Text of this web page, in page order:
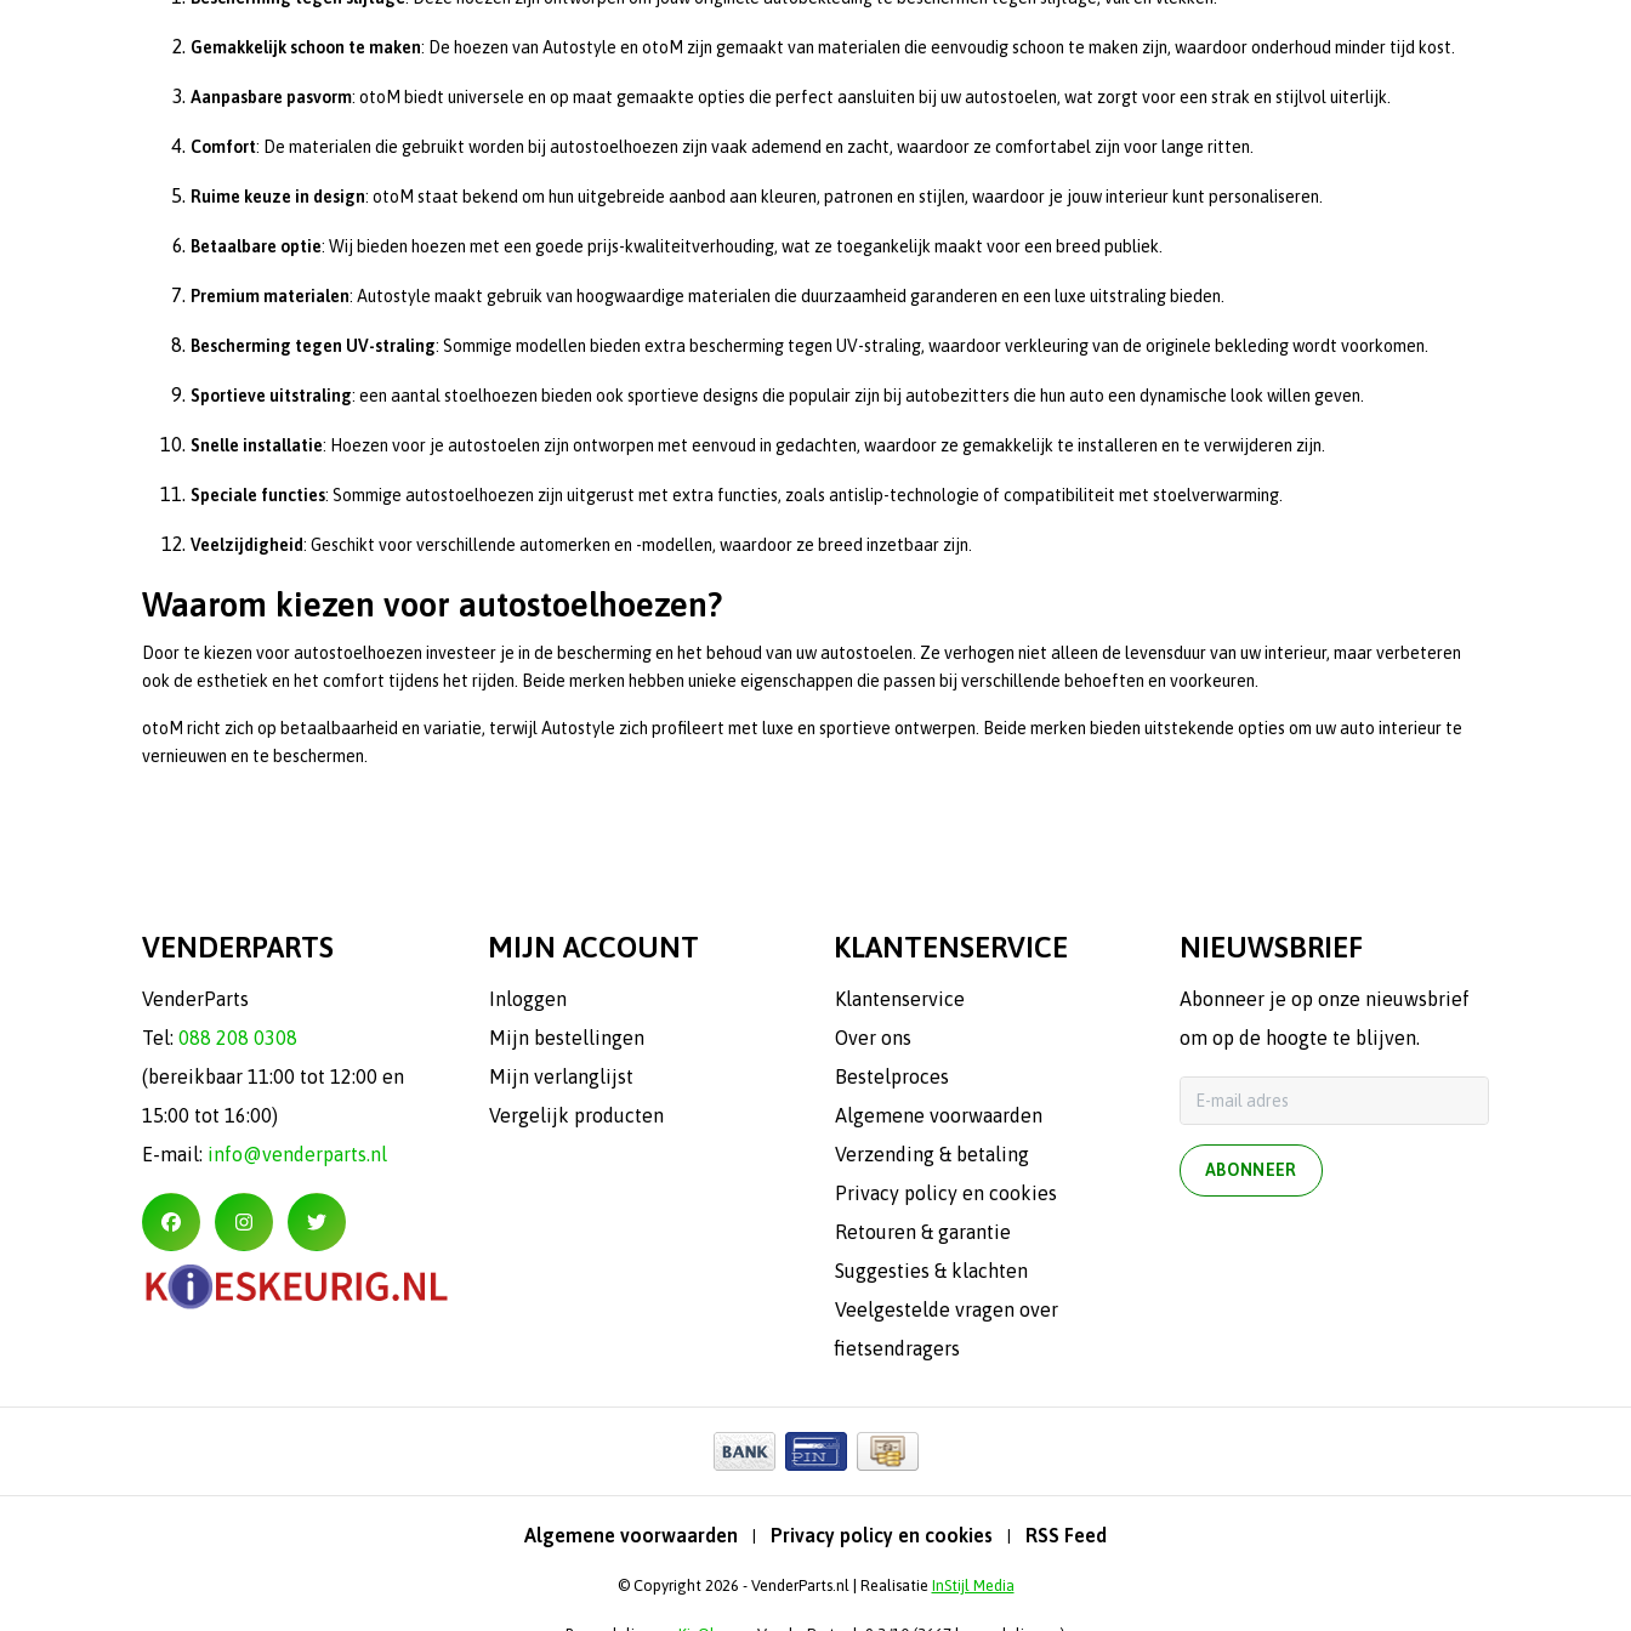
Gemakkelijk schoon te maken: De hoezen van Autostyle en otoM zijn gemaakt van materialen die eenvoudig schoon te maken zijn, waardoor onderhoud minder tijd kost.
Aanpasbare pasvorm: otoM biedt universele en op maat gemaakte opties die perfect aansluiten bij uw autostoelen, wat zorgt voor een strak en stijlvol uiterlijk.
Comfort: De materialen die gebruikt worden bij autostoelhoezen zijn vaak ademend en zacht, waardoor ze comfortabel zijn voor lange ritten.
Ruime keuze in design: otoM staat bekend om hun uitgebreide aanbod aan kleuren, patronen en stijlen, waardoor je jouw interieur kunt personaliseren.
Betaalbare optie: Wij bieden hoezen met een goede prijs-kwaliteitverhouding, wat ze toegankelijk maakt voor een breed publiek.
Premium materialen: Autostyle maakt gebruik van hoogwaardige materialen die duurzaamheid garanderen en een luxe uitstraling bieden.
Bescherming tegen UV-straling: Sommige modellen bieden extra bescherming tegen UV-straling, waardoor verkleuring van de originele bekleding wordt voorkomen.
Sportieve uitstraling: een aantal stoelhoezen bieden ook sportieve designs die populair zijn bij autobezitters die hun auto een dynamische look willen geven.
Snelle installatie: Hoezen voor je autostoelen zijn ontworpen met eenvoud in gedachten, waardoor ze gemakkelijk te installeren en te verwijderen zijn.
Speciale functies: Sommige autostoelhoezen zijn uitgerust met extra functies, zoals antislip-technologie of compatibiliteit met stoelverwarming.
Veelzijdigheid: Geschikt voor verschillende automerken en -modellen, waardoor ze breed inzetbaar zijn.
Waarom kiezen voor autostoelhoezen?
Door te kiezen voor autostoelhoezen investeer je in de bescherming en het behoud van uw autostoelen. Ze verhogen niet alleen de levensduur van uw interieur, maar verbeteren
ook de esthetiek en het comfort tijdens het rijden. Beide merken hebben unieke eigenschappen die passen bij verschillende behoeften en voorkeuren.
otoM richt zich op betaalbaarheid en variatie, terwijl Autostyle zich profileert met luxe en sportieve ontwerpen. Beide merken bieden uitstekende opties om uw auto interieur te
vernieuwen en te beschermen.
VENDERPARTS
VenderParts
Tel: 088 208 0308
(bereikbaar 11:00 tot 12:00 en
15:00 tot 16:00)
E-mail: info@venderparts.nl
MIJN ACCOUNT
Inloggen
Mijn bestellingen
Mijn verlanglijst
Vergelijk producten
KLANTENSERVICE
Klantenservice
Over ons
Bestelproces
Algemene voorwaarden
Verzending & betaling
Privacy policy en cookies
Retouren & garantie
Suggesties & klachten
Veelgestelde vragen over
fietsendragers
NIEUWSBRIEF
Abonneer je op onze nieuwsbrief
om op de hoogte te blijven.
ABONNEER
Algemene voorwaarden | Privacy policy en cookies | RSS Feed
© Copyright 2026 - VenderParts.nl | Realisatie InStijl Media